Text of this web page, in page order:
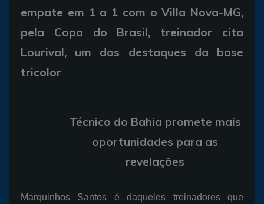
empate em 1 a 1 com o Villa Nova-MG,
pela Copa do Brasil, treinador cita
Lourival, um dos destaques da base
tricolor
Técnico do Bahia promete mais
oportunidades para as
revelações
Marquinhos Santos é daqueles treinadores que